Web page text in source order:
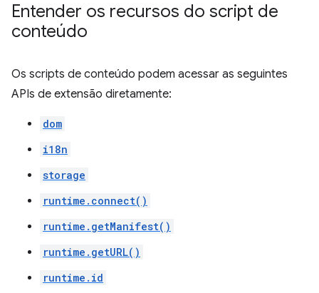
Entender os recursos do script de
conteúdo
Os scripts de conteúdo podem acessar as seguintes
APIs de extensão diretamente:
dom
i18n
storage
runtime.connect()
runtime.getManifest()
runtime.getURL()
runtime.id